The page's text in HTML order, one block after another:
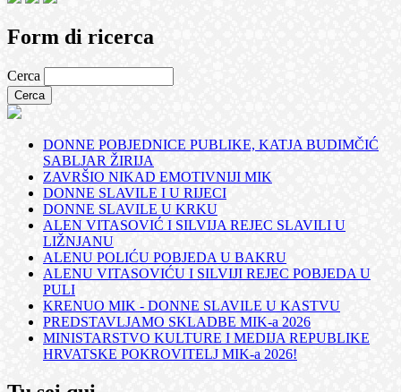
Form di ricerca
Cerca
DONNE POBJEDNICE PUBLIKE, KATJA BUDIMČIĆ
SABLJAR ŽIRIJA
ZAVRŠIO NIKAD EMOTIVNIJI MIK
DONNE SLAVILE I U RIJECI
DONNE SLAVILE U KRKU
ALEN VITASOVIĆ I SILVIJA REJEC SLAVILI U
LIŽNJANU
ALENU POLIĆU POBJEDA U BAKRU
ALENU VITASOVIĆU I SILVIJI REJEC POBJEDA U
PULI
KRENUO MIK - DONNE SLAVILE U KASTVU
PREDSTAVLJAMO SKLADBE MIK-a 2026
MINISTARSTVO KULTURE I MEDIJA REPUBLIKE
HRVATSKE POKROVITELJ MIK-a 2026!